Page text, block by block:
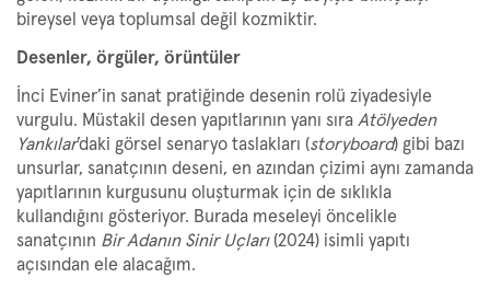
bireysel veya toplumsal değil kozmiktir.
Desenler, örgüler, örüntüler
İnci Eviner’in sanat pratiğinde desenin rolü ziyadesiyle
vurgulu. Müstakil desen yapıtlarının yanı sıra Atölyeden
Yankılar’daki görsel senaryo taslakları (storyboard) gibi bazı
unsurlar, sanatçının deseni, en azından çizimi aynı zamanda
yapıtlarının kurgusunu oluşturmak için de sıklıkla
kullandığını gösteriyor. Burada meseleyi öncelikle
sanatçının Bir Adanın Sinir Uçları(2024) isimli yapıtı
açısından ele alacağım.